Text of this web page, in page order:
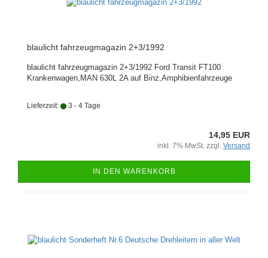
blaulicht fahrzeugmagazin 2+3/1992
blaulicht fahrzeugmagazin 2+3/1992 Ford Transit FT100
Krankenwagen,MAN 630L 2A auf Binz,Amphibienfahrzeuge
Lieferzeit: 3 - 4 Tage
14,95 EUR
inkl. 7% MwSt. zzgl. Versand
IN DEN WARENKORB